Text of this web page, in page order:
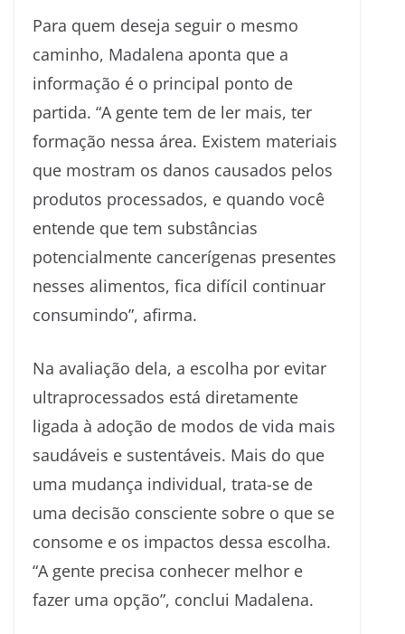
Para quem deseja seguir o mesmo
caminho, Madalena aponta que a
informação é o principal ponto de
partida. “A gente tem de ler mais, ter
formação nessa área. Existem materiais
que mostram os danos causados pelos
produtos processados, e quando você
entende que tem substâncias
potencialmente cancerígenas presentes
nesses alimentos, fica difícil continuar
consumindo”, afirma.
Na avaliação dela, a escolha por evitar
ultraprocessados está diretamente
ligada à adoção de modos de vida mais
saudáveis e sustentáveis. Mais do que
uma mudança individual, trata-se de
uma decisão consciente sobre o que se
consome e os impactos dessa escolha.
“A gente precisa conhecer melhor e
fazer uma opção”, conclui Madalena.